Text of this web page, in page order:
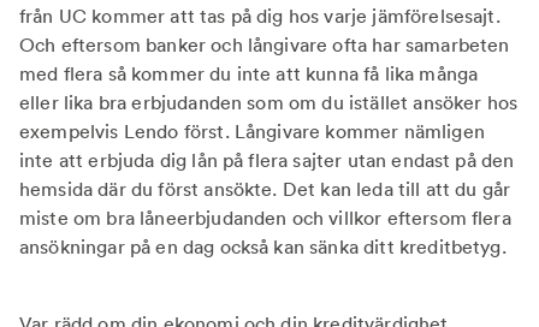
från UC kommer att tas på dig hos varje jämförelsesajt.
Och eftersom banker och långivare ofta har samarbeten
med flera så kommer du inte att kunna få lika många
eller lika bra erbjudanden som om du istället ansöker hos
exempelvis Lendo först. Långivare kommer nämligen
inte att erbjuda dig lån på flera sajter utan endast på den
hemsida där du först ansökte. Det kan leda till att du går
miste om bra låneerbjudanden och villkor eftersom flera
ansökningar på en dag också kan sänka ditt kreditbetyg.